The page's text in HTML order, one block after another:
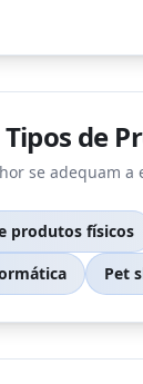
de
se adequam a
produtos físicos
Pet